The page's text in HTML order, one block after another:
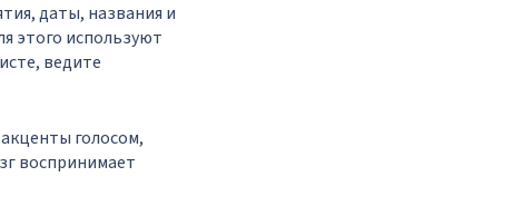
даты, названия и
этого используют
ведите
голосом,
воспринимает